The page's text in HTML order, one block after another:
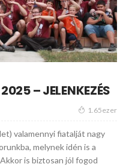
– JELENKEZÉS
1.65ezer
valamennyi fiatalját nagy
melynek idén is a
is biztosan jól fogod